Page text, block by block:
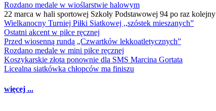
Rozdano medale w wioślarstwie halowym
22 marca w hali sportowej Szkoły Podstawowej 94 po raz kolejny
Wielkanocny Turniej Piłki Siatkowej ,,szóstek mieszanych”
Ostatni akcent w piłce ręcznej
Przed wiosenną rundą „Czwartków lekkoatletycznych”
Rozdano medale w mini piłce ręcznej
Koszykarskie złota ponownie dla SMS Marcina Gortata
Licealna siatkówka chłopców ma finiszu
więcej ...